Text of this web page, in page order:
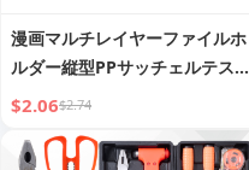
漫画マルチレイヤーファイルホ
ルダー縦型PPサッチェルテスト
ペーパーストレージクリップ13
グリッドバギーバッグ科目分類
ストレージバッグ
$2.06$2.74